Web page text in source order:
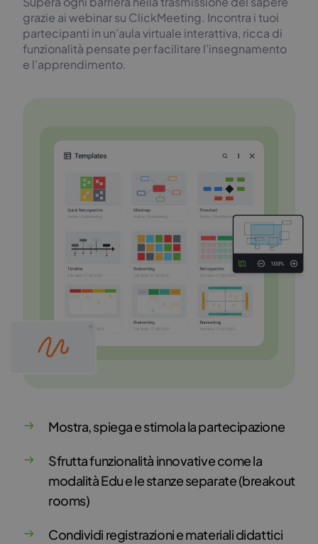
grazie ai webinar su ClickMeeting. Incontra i tuoi
partecipanti in un’aula virtuale interattiva, ricca di
funzionalità pensate per facilitare l’insegnamento
e l’apprendimento.
Mostra, spiega e stimola la partecipazione
Sfrutta funzionalità innovative come la
modalità Edu e le stanze separate (breakout
rooms)
Condividi registrazioni e materiali didattici